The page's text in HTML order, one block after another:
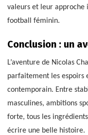
valeurs et leur approche
football féminin.
Conclusion : un
L’aventure de Nicolas
parfaitement les espoirs
contemporain. Entre
masculines, ambitions
forte, tous les
écrire une belle histoire.